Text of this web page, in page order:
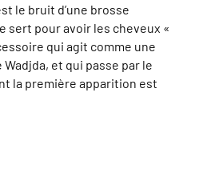
le bruit d’une brosse
sert pour avoir les cheveux «
qui agit comme une
et qui passe par le
la première apparition est